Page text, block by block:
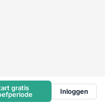
gratis
Inloggen